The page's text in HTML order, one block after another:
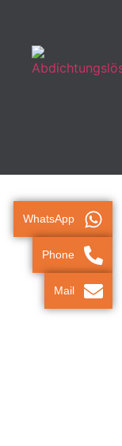
WhatsApp
Phone
Mail